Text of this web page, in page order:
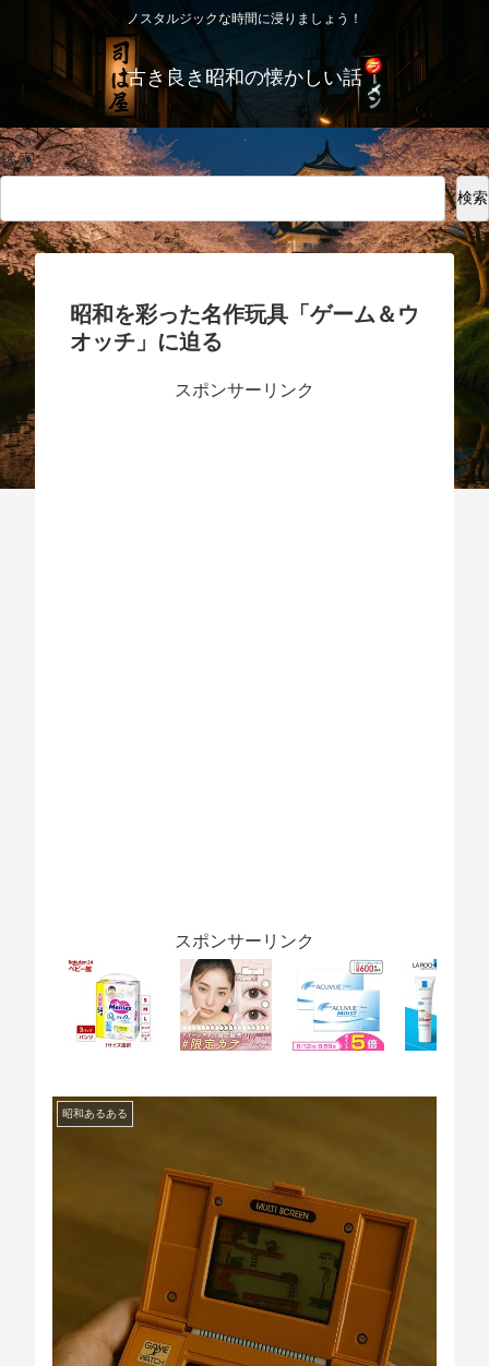
ノスタルジックな時間に浸りましょう！
古き良き昭和の懐かしい話
検索
検索
昭和を彩った名作玩具「ゲーム＆ウ
オッチ」に迫る
スポンサーリンク
スポンサーリンク
昭和あるある